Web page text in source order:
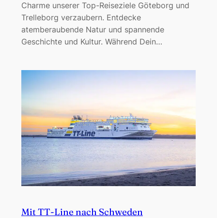
Charme unserer Top-Reiseziele Göteborg und
Trelleborg verzaubern. Entdecke
atemberaubende Natur und spannende
Geschichte und Kultur. Während Dein…
Mit TT-Line nach Schweden